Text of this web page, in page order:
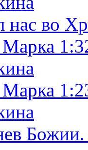
нас во
Марка
Марка